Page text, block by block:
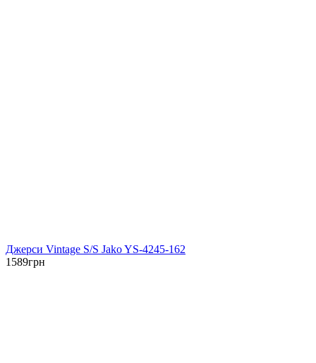
Джерси Vintage S/S Jako YS-4245-162
1589грн